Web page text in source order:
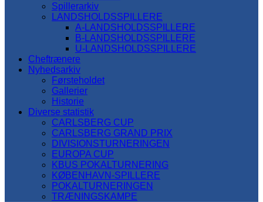
Spillerarkiv
LANDSHOLDSSPILLERE
A-LANDSHOLDSSPILLERE
B-LANDSHOLDSSPILLERE
U-LANDSHOLDSSPILLERE
Cheftrænere
Nyhedsarkiv
Førsteholdet
Gallerier
Historie
Diverse statistik
CARLSBERG CUP
CARLSBERG GRAND PRIX
DIVISIONSTURNERINGEN
EUROPA CUP
KBUS POKALTURNERING
KØBENHAVN-SPILLERE
POKALTURNERINGEN
TRÆNINGSKAMPE